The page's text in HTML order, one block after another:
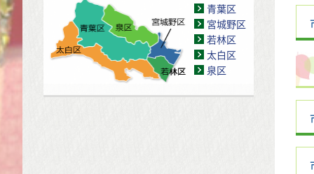
青葉区
宮城野区
若林区
太白区
泉区